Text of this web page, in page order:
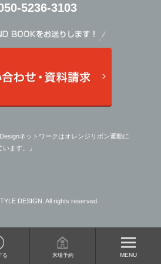
る 来場予約 MENU
5236-3103
Designネットワークはオレンジリボン運動に
ます。」
DESIGN. All rights reserved.